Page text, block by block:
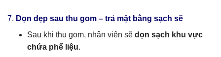
7. Dọn dẹp sau thu gom – trả mặt bằng sạch sẽ
Sau khi thu gom, nhân viên sẽ dọn sạch khu vực
chứa phế liệu.